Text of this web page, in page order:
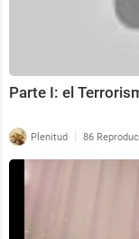
Parte I: el
Plenitud | 86